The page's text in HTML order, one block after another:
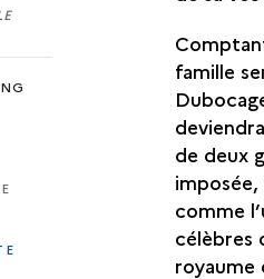
famille
de deux
comme
célèbres
royaume